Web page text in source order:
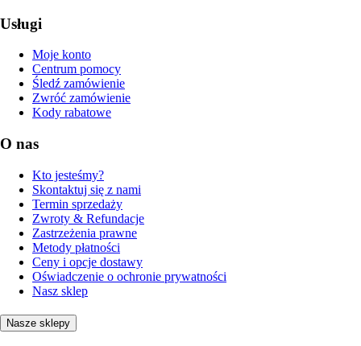
Usługi
Moje konto
Centrum pomocy
Śledź zamówienie
Zwróć zamówienie
Kody rabatowe
O nas
Kto jesteśmy?
Skontaktuj się z nami
Termin sprzedaży
Zwroty & Refundacje
Zastrzeżenia prawne
Metody płatności
Ceny i opcje dostawy
Oświadczenie o ochronie prywatności
Nasz sklep
Nasze sklepy